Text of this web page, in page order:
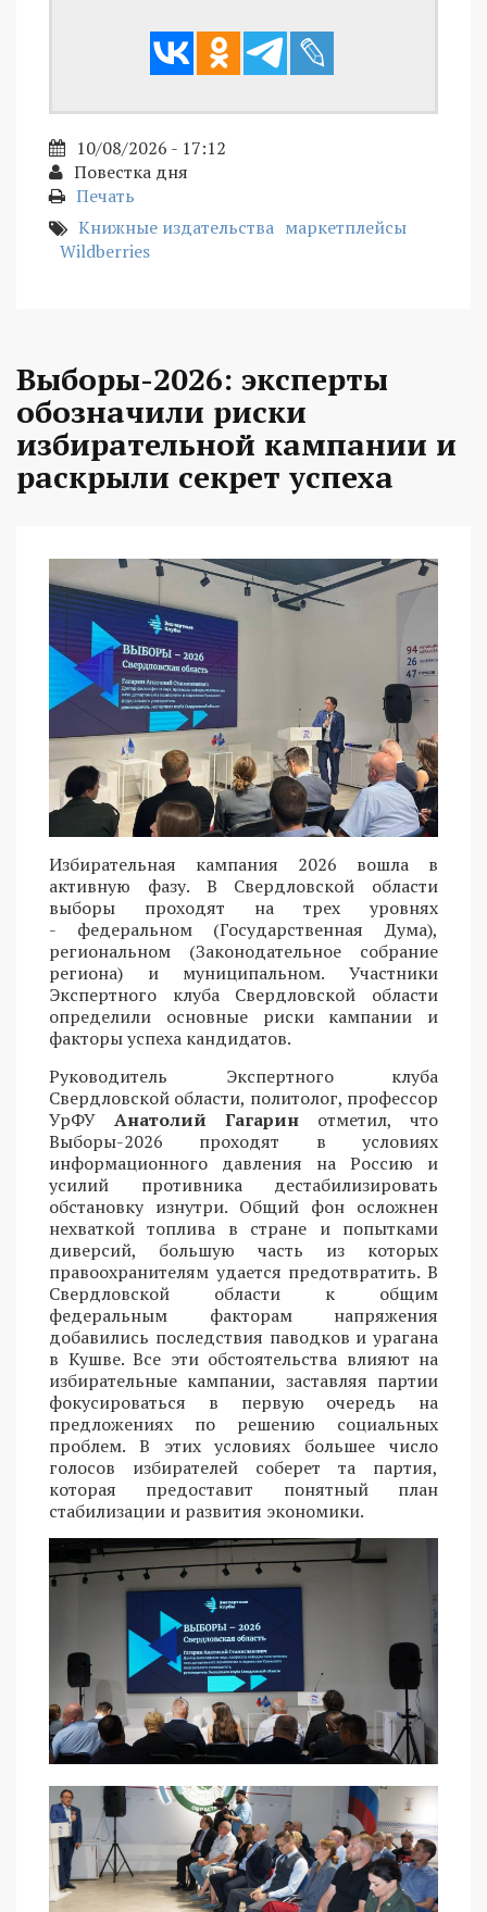
10/08/2026 - 17:12
Повестка дня
Печать
Книжные издательства маркетплейсы
Wildberries
Выборы-2026: эксперты
обозначили риски
избирательной кампании и
раскрыли секрет успеха
Избирательная кампания 2026 вошла в
активную фазу. В Свердловской области
выборы проходят на трех уровнях
- федеральном (Государственная Дума),
региональном (Законодательное собрание
региона) и муниципальном. Участники
Экспертного клуба Свердловской области
определили основные риски кампании и
факторы успеха кандидатов.
Руководитель Экспертного клуба
Свердловской области, политолог, профессор
УрФУ Анатолий Гагарин отметил, что
Выборы-2026 проходят в условиях
информационного давления на Россию и
усилий противника дестабилизировать
обстановку изнутри. Общий фон осложнен
нехваткой топлива в стране и попытками
диверсий, большую часть из которых
правоохранителям удается предотвратить. В
Свердловской области к общим
федеральным факторам напряжения
добавились последствия паводков и урагана
в Кушве. Все эти обстоятельства влияют на
избирательные кампании, заставляя партии
фокусироваться в первую очередь на
предложениях по решению социальных
проблем. В этих условиях большее число
голосов избирателей соберет та партия,
которая предоставит понятный план
стабилизации и развития экономики.